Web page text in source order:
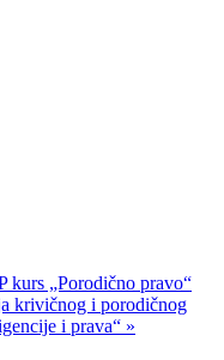
kurs „Porodično pravo“
krivičnog i porodičnog
i prava“ »